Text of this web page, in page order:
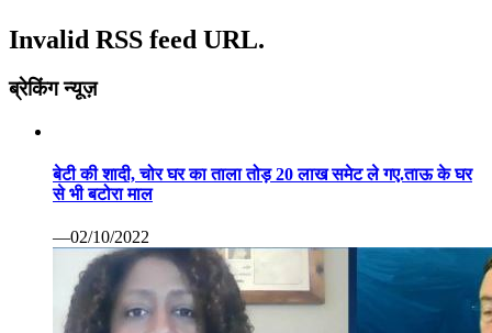
Invalid RSS feed URL.
ब्रेकिंग न्यूज़
बेटी की शादी, चोर घर का ताला तोड़ 20 लाख समेट ले गए.ताऊ के घर
से भी बटोरा माल
—02/10/2022